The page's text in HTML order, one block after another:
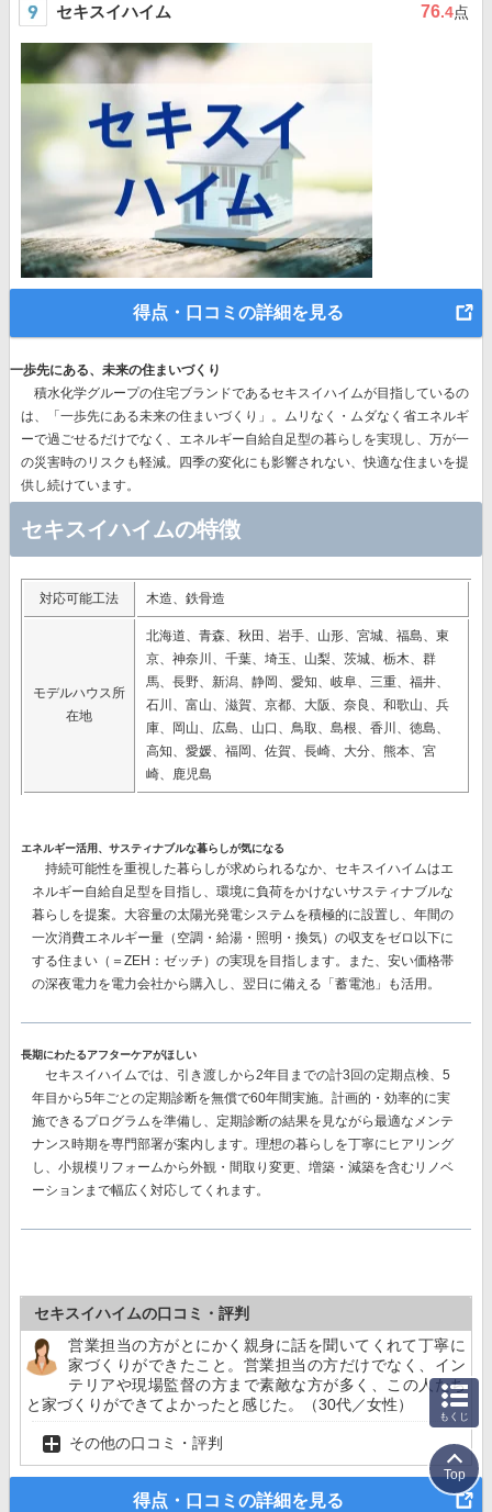
セキスイハイム 76.4点
得点・口コミの詳細を見る
一歩先にある、未来の住まいづくり
積水化学グループの住宅ブランドであるセキスイハイムが目指しているの
は、
「一歩先にある未来の住まいづくり」。 ムリなく・ムダなく省エネルギ
ーで過ごせるだけでなく、エネルギー自給自足型の暮らしを実現し、万が一
の災害時のリスクも軽減。四季の変化にも影響されない、快適な住まいを提
供し続けています。
セキスイハイムの特徴
対応可能工法 木造、鉄骨造
モデルハウス所
在地
北海道、青森、秋田、岩手、山形、宮城、福島、東
京、神奈川、千葉、埼玉、山梨、茨城、栃木、群
馬、長野、新潟、静岡、愛知、岐阜、三重、福井、
石川、富山、滋賀、京都、大阪、奈良、和歌山、兵
庫、岡山、広島、山口、鳥取、島根、香川、徳島、
高知、愛媛、福岡、佐賀、長崎、大分、熊本、宮
崎、鹿児島
エネルギー活用、サスティナブルな暮らしが気になる
持続可能性を重視した暮らしが求められるなか、セキスイハイムはエ
ネルギー自給自足型を目指し、環境に負荷をかけないサスティナブルな
暮らしを提案。大容量の太陽光発電システムを積極的に設置し、 年間の
一次消費エネルギー量（空調・給湯・照明・換気）の収支をゼロ以下に
する住まい（＝ZEH：ゼッチ）の実現を目指します。また、安い価格帯
の深夜電力を電力会社から購入し、翌日に備える 「蓄電池」 も活用。
長期にわたるアフターケアがほしい
セキスイハイムでは、 引き渡しから2年目までの計3回の定期点検、 5
年目から5年ごとの定期診断を無償で60年間実施。計画的・効率的に実
施できるプログラムを準備し、定期診断の結果を見ながら最適なメンテ
ナンス時期を専門部署が案内します。理想の暮らしを丁寧にヒアリング
し、小規模リフォームから外観・間取り変更、増築・減築を含むリノベ
ーションまで幅広く対応してくれます。
セキスイハイムの口コミ・評判
営業担当の方がとにかく親身に話を聞いてくれて丁寧に
家づくりができたこと。営業担当の方だけでなく、イン
テリアや現場監督の方まで素敵な方が多く、この人たち
と家づくりができてよかったと感じた。（30代／女性）
その他の口コミ・評判
得点・口コミの詳細を見る
もくじ
Top